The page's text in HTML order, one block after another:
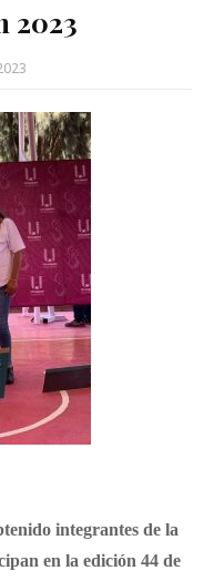
2023
integrantes de la
en la edición 44 de